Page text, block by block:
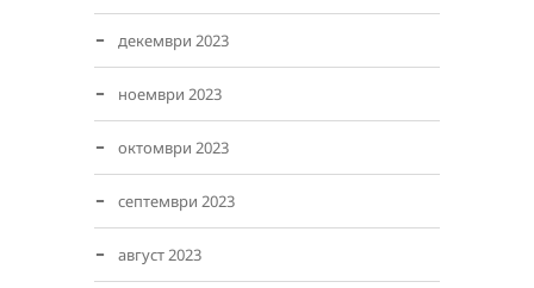
декември 2023
ноември 2023
октомври 2023
септември 2023
август 2023